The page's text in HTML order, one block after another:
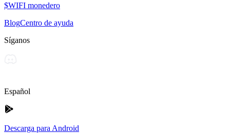
$WIFI monedero
BlogCentro de ayuda
Síganos
Español
Descarga para Android